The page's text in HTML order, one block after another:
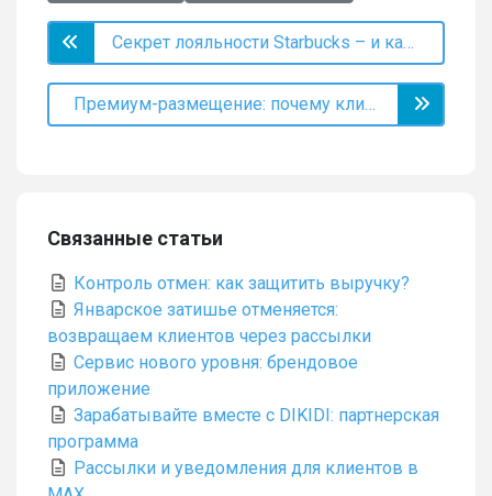
Секрет лояльности Starbucks – и как применить его в вашем бизнесе
Премиум-размещение: почему клиенты идут к конкурентам, а не к вам?
Связанные статьи
Контроль отмен: как защитить выручку?
Январское затишье отменяется:
возвращаем клиентов через рассылки
Сервис нового уровня: брендовое
приложение
Зарабатывайте вместе с DIKIDI: партнерская
программа
Рассылки и уведомления для клиентов в